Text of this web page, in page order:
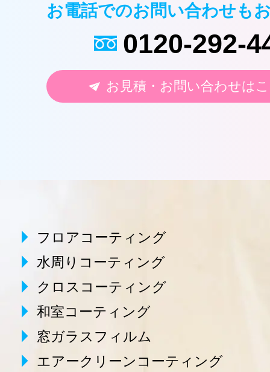
お電話でのお問い合わせも
0120-292-
お見積・お問い合わせは
フロアコーティング
水周りコーティング
クロスコーティング
和室コーティング
窓ガラスフィルム
エアークリーンコーティング